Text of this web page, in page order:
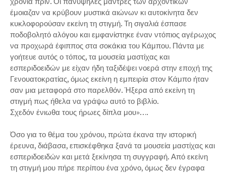
έμοιαζαν να κρύβουν μυστικά αιώνων κι αυτοκίνητα δεν
κυκλοφορούσαν εκείνη τη στιγμή. Τη σιγαλιά έσπασε
ποδοβολητό αλόγου και εμφανίστηκε έναν ντόπιος αγέρωχος
να προχωρά έφιππος στα σοκάκια του Κάμπου. Πάντα με
γοήτευε αυτός ο τόπος, τα μουσεία μαστίχας και
εσπεριδοειδών με είχαν ήδη ταξιδέψει νοερά στην εποχή της
Γενουατοκρατίας, όμως εκείνη η εμπειρία στον Κάμπο ήταν
σαν μια μεταφορά στο παρελθόν. Ήξερα από εκείνη τη
στιγμή πως ήθελα να γράψω αυτό το βιβλίο.
Σχεδόν ένιωθα τους ήρωες δίπλα μου»….
Όσο για το θέμα του χρόνου, πρώτα έκανα την ιστορική
έρευνα, διάβασα, επισκέφθηκα ξανά τα μουσεία μαστίχας και
εσπεριδοειδών και μετά ξεκίνησα τη συγγραφή. Από εκείνη
τη στιγμή μου πήρε περίπου ένα χρόνο, όμως δεν έγραφα